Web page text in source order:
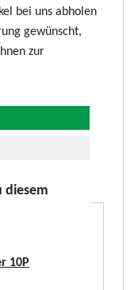
bei uns abholen
gewünscht,
zur
diesem
10P